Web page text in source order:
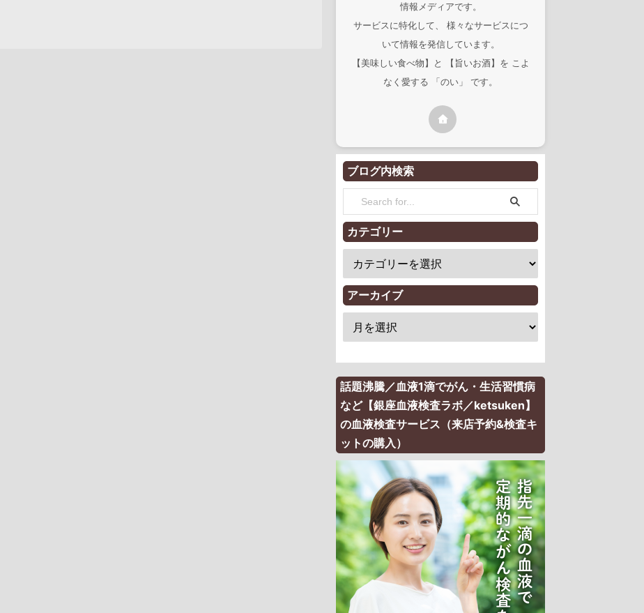
情報メディアです。
サービスに特化して、 様々なサービスにつ
いて情報を発信しています。
【美味しい食べ物】と 【旨いお酒】を こよ
なく愛する 「のい」 です。
ブログ内検索
カテゴリー
アーカイブ
話題沸騰／血液1滴でがん・生活習慣病
など【銀座血液検査ラボ／ketsuken】
の血液検査サービス（来店予約&検査キ
ットの購入）